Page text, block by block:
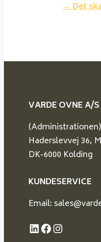
→ Det
VARDE OVNE A/S
(Administrationen)
Haderslevvej 36,
DK-6000 Kolding
KUNDESERVICE
Email:
LinkedIn
Facebook
Instagram